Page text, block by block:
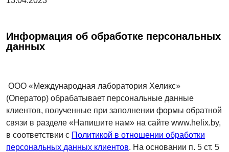
Информация об обработке персональных
данных
ООО «Международная лаборатория Хеликс»
(Оператор) обрабатывает персональные данные
клиентов, полученные при заполнении формы обратной
связи в разделе «Напишите нам» на сайте www.helix.by,
в соответствии с Политикой в отношении обработки
персональных данных клиентов. На основании п. 5 ст. 5